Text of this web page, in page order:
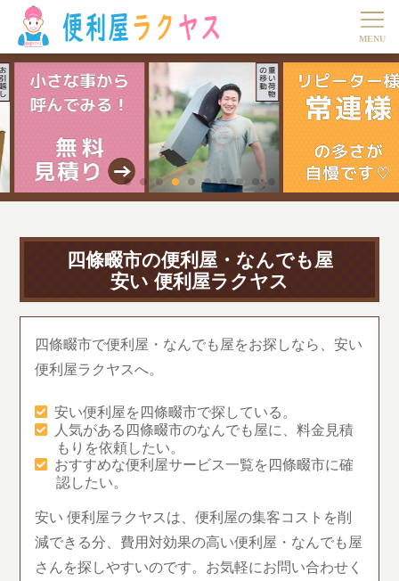
四條畷市の便利屋・なんでも屋
安い 便利屋ラクヤス
四條畷市で便利屋・なんでも屋をお探しなら、安い
便利屋ラクヤスへ。
安い便利屋を四條畷市で探している。
人気がある四條畷市のなんでも屋に、料金見積
もりを依頼したい。
おすすめな便利屋サービス一覧を四條畷市に確
認したい。
安い 便利屋ラクヤスは、便利屋の集客コストを削
減できる分、費用対効果の高い便利屋・なんでも屋
さんを探しやすいのです。お気軽にお問い合わせく